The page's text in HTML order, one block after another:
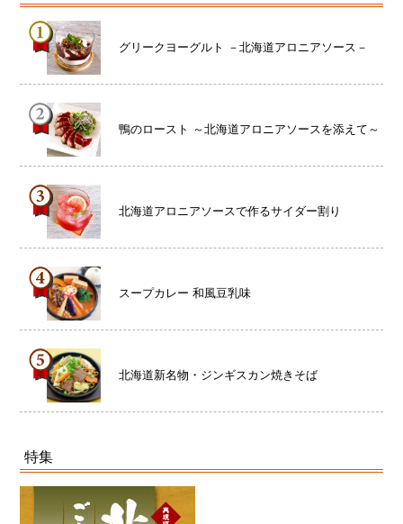
グリークヨーグルト －北海道アロニアソース－
鴨のロースト ～北海道アロニアソースを添えて～
北海道アロニアソースで作るサイダー割り
スープカレー 和風豆乳味
北海道新名物・ジンギスカン焼きそば
特集